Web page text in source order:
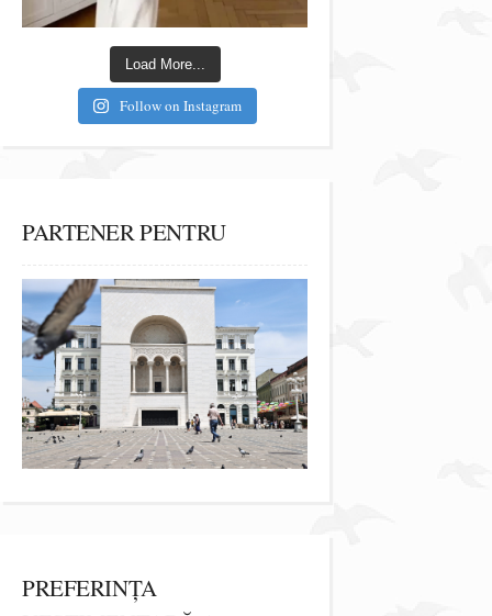
Load More...
Follow on Instagram
PARTENER PENTRU
PREFERINȚA